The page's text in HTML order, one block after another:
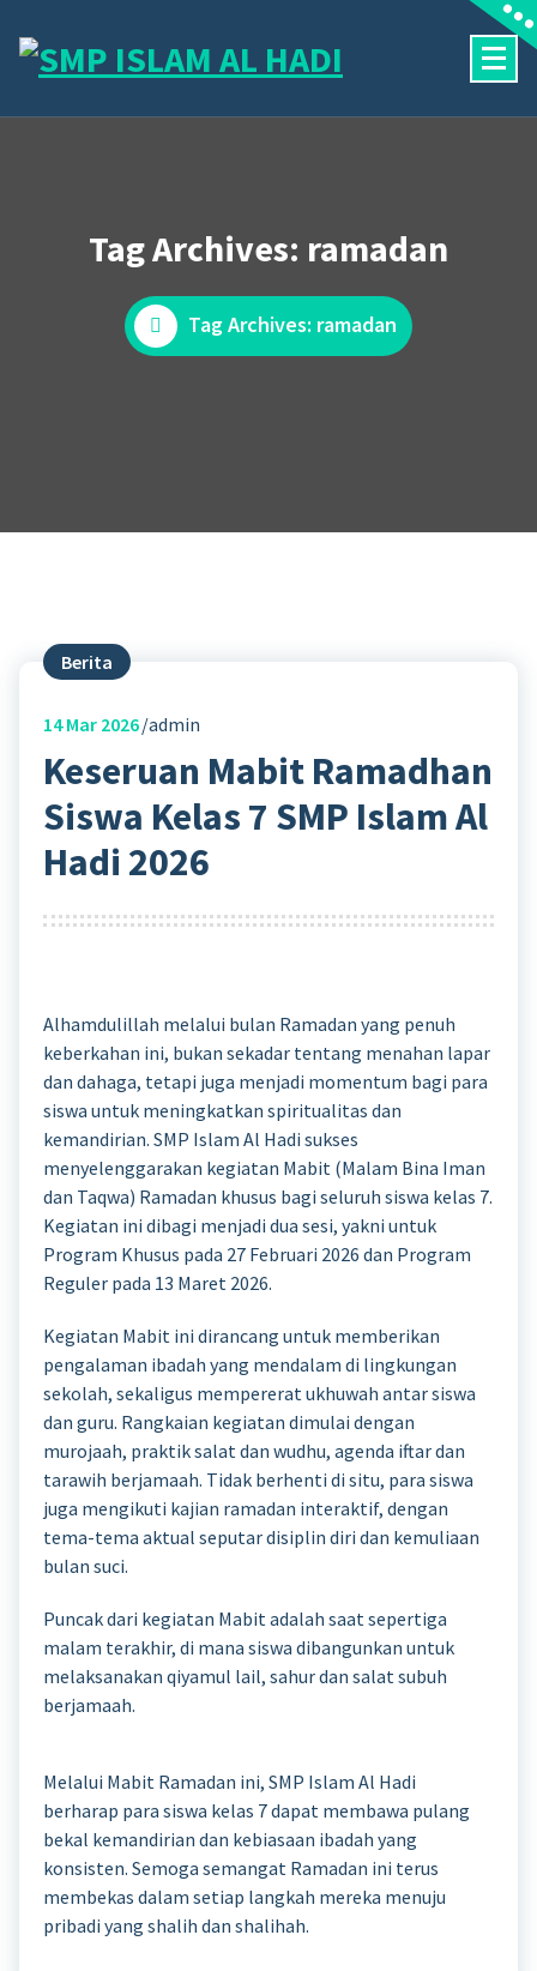
content
Tag Archives: ramadan
Tag Archives: ramadan
Berita
14Mar 2026 admin
Keseruan Mabit Ramadhan
Siswa Kelas 7 SMP Islam Al
Hadi 2026
Alhamdulillah melalui bulan Ramadan yang penuh
keberkahan ini, bukan sekadar tentang menahan lapar
dan dahaga, tetapi juga menjadi momentum bagi para
siswa untuk meningkatkan spiritualitas dan
kemandirian. SMP Islam Al Hadi sukses
menyelenggarakan kegiatan Mabit (Malam Bina Iman
dan Taqwa) Ramadan khusus bagi seluruh siswa kelas 7.
Kegiatan ini dibagi menjadi dua sesi, yakni untuk
Program Khusus pada 27 Februari 2026 dan Program
Reguler pada 13 Maret 2026.
Kegiatan Mabit ini dirancang untuk memberikan
pengalaman ibadah yang mendalam di lingkungan
sekolah, sekaligus mempererat ukhuwah antar siswa
dan guru. Rangkaian kegiatan dimulai dengan
murojaah, praktik salat dan wudhu, agenda iftar dan
tarawih berjamaah. Tidak berhenti di situ, para siswa
juga mengikuti kajian ramadan interaktif, dengan
tema-tema aktual seputar disiplin diri dan kemuliaan
bulan suci.
Puncak dari kegiatan Mabit adalah saat sepertiga
malam terakhir, di mana siswa dibangunkan untuk
melaksanakan qiyamul lail, sahur dan salat subuh
berjamaah.
Melalui Mabit Ramadan ini, SMP Islam Al Hadi
berharap para siswa kelas 7 dapat membawa pulang
bekal kemandirian dan kebiasaan ibadah yang
konsisten. Semoga semangat Ramadan ini terus
membekas dalam setiap langkah mereka menuju
pribadi yang shalih dan shalihah.